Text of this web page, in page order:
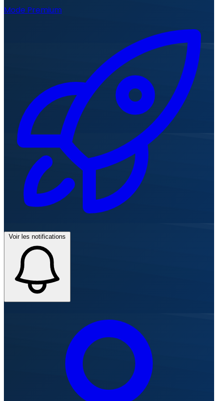
Mode Premium
Voir les notifications